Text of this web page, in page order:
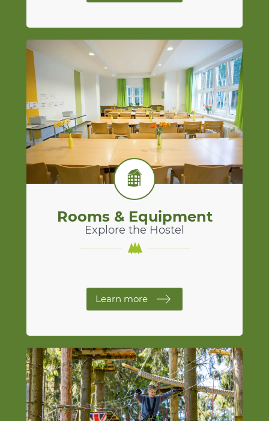
Rooms & Equipment
Explore the Hostel
Learn more